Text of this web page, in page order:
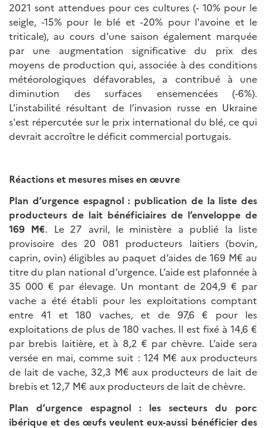
2021 sont attendues pour ces cultures (- 10% pour le
seigle, -15% pour le blé et -20% pour l'avoine et le
triticale), au cours d'une saison également marquée
par une augmentation significative du prix des
moyens de production qui, associée à des conditions
météorologiques défavorables, a contribué à une
diminution des surfaces ensemencées (-6%).
L'instabilité résultant de l’invasion russe en Ukraine
s'est répercutée sur le prix international du blé, ce qui
devrait accroître le déficit commercial portugais.
Réactions et mesures mises en œuvre
Plan d’urgence espagnol : publication de la liste des
producteurs de lait bénéficiaires de l’enveloppe de
169 M€. Le 27 avril, le ministère a publié la liste
provisoire des 20 081 producteurs laitiers (bovin,
caprin, ovin) éligibles au paquet d’aides de 169 M€ au
titre du plan national d’urgence. L’aide est plafonnée à
35 000 € par élevage. Un montant de 204,9 € par
vache a été établi pour les exploitations comptant
entre 41 et 180 vaches, et de 97,6 € pour les
exploitations de plus de 180 vaches. Il est fixé à 14,6 €
par brebis laitière, et à 8,2 € par chèvre. L’aide sera
versée en mai, comme suit : 124 M€ aux producteurs
de lait de vache, 32,3 M€ aux producteurs de lait de
brebis et 12,7 M€ aux producteurs de lait de chèvre.
Plan d’urgence espagnol : les secteurs du porc
ibérique et des œufs veulent eux-aussi bénéficier des